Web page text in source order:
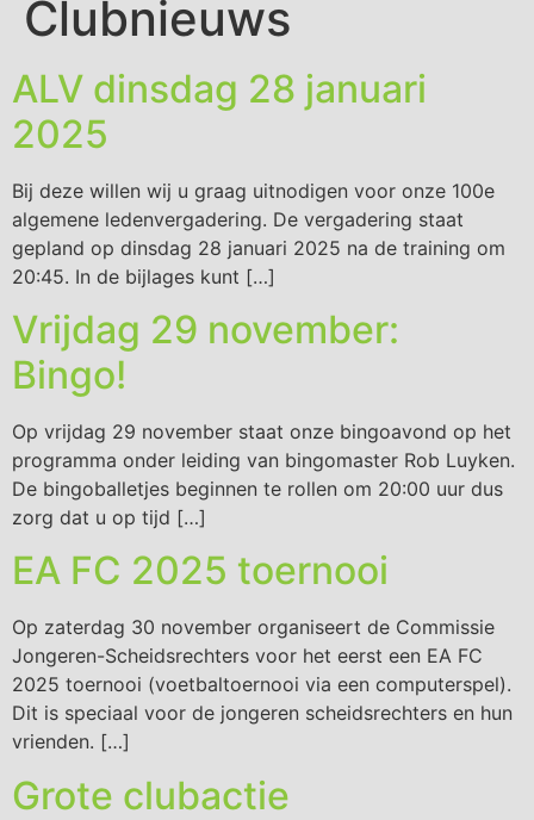
Clubnieuws
ALV dinsdag 28 januari
2025
Bij deze willen wij u graag uitnodigen voor onze 100e
algemene ledenvergadering. De vergadering staat
gepland op dinsdag 28 januari 2025 na de training om
20:45. In de bijlages kunt […]
Vrijdag 29 november:
Bingo!
Op vrijdag 29 november staat onze bingoavond op het
programma onder leiding van bingomaster Rob Luyken.
De bingoballetjes beginnen te rollen om 20:00 uur dus
zorg dat u op tijd […]
EA FC 2025 toernooi
Op zaterdag 30 november organiseert de Commissie
Jongeren-Scheidsrechters voor het eerst een EA FC
2025 toernooi (voetbaltoernooi via een computerspel).
Dit is speciaal voor de jongeren scheidsrechters en hun
vrienden. […]
Grote clubactie